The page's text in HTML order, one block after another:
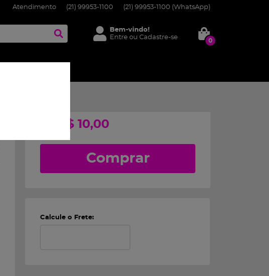
Atendimento (21) 99953-1100 (21) 99953-1100 (WhatsApp)
Bem-vindo!
Entreou Cadastre-se 0
R$ 10,00
Comprar
Calcule o Frete: